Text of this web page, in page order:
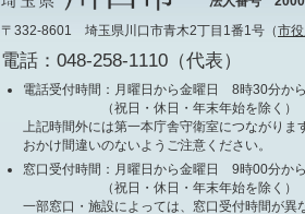
〒332-8601 埼玉県川口市青木2丁目1番1号（市
電話：048-258-1110（代表）
電話受付時間 ：月曜日から金曜日 8時30分か
（祝日・休日・年末年始を除く）
上記時間外には第一本庁舎守衛室につながりま
おかけ間違いのないようご注意ください。
窓口受付時間 ：月曜日から金曜日 9時00分か
（祝日・休日・年末年始を除く）
一部窓口・施設によっては、窓口受付時間が異